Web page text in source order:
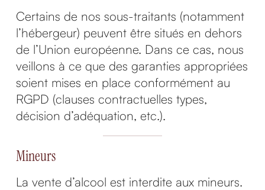
Certains de nos sous-traitants (notamment
l’hébergeur) peuvent être situés en dehors
de l’Union européenne. Dans ce cas, nous
veillons à ce que des garanties appropriées
soient mises en place conformément au
RGPD (clauses contractuelles types,
décision d’adéquation, etc.).
Mineurs
La vente d’alcool est interdite aux mineurs.